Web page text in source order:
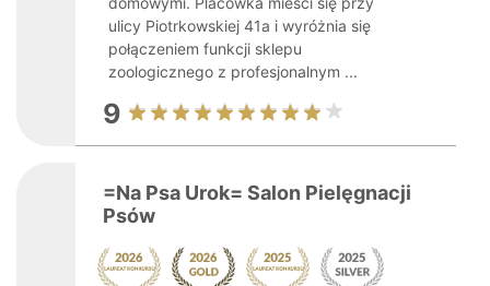
ulicy Piotrkowskiej 41a i wyróżnia się
połączeniem funkcji sklepu
zoologicznego z profesjonalnym ...
9
=Na Psa Urok= Salon Pielęgnacji
Psów